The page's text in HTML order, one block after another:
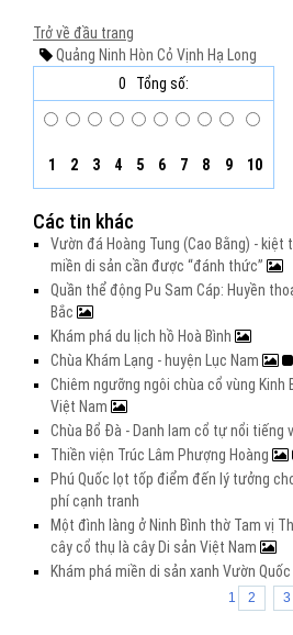
Trở về đầu trang
Quảng Ninh Hòn Cỏ Vịnh Hạ Long
0
Tổng số:
1 2 3 4 5 6 7 8 9 10
Các tin khác
Vườn đá Hoàng Tung (Cao Bằng) -
miền di sản cần được “đánh thức”
Quần thể động Pu Sam Cáp: Huyền
Bắc
Khám phá du lịch hồ Hoà Bình
Chùa Khám Lạng - huyện Lục Nam
Chiêm ngưỡng ngôi chùa cổ vùng Kinh
Việt Nam
Chùa Bổ Đà - Danh lam cổ tự nổi tiếng
Thiền viện Trúc Lâm Phượng Hoàng
Phú Quốc lọt tốp điểm đến lý tưởng
phí cạnh tranh
Một đình làng ở Ninh Bình thờ Tam vị
cây cổ thụ là cây Di sản Việt Nam
Khám phá miền di sản xanh Vườn
1 2 3